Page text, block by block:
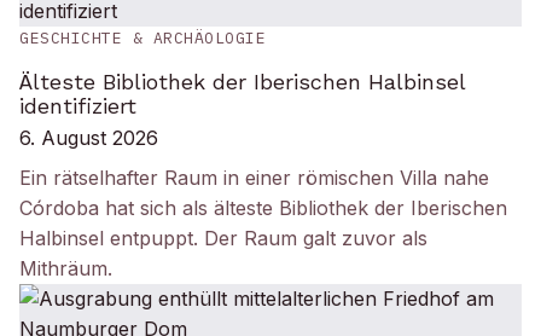
GESCHICHTE & ARCHÄOLOGIE
Älteste Bibliothek der Iberischen Halbinsel
identifiziert
6. August 2026
Ein rätselhafter Raum in einer römischen Villa nahe
Córdoba hat sich als älteste Bibliothek der Iberischen
Halbinsel entpuppt. Der Raum galt zuvor als
Mithräum.